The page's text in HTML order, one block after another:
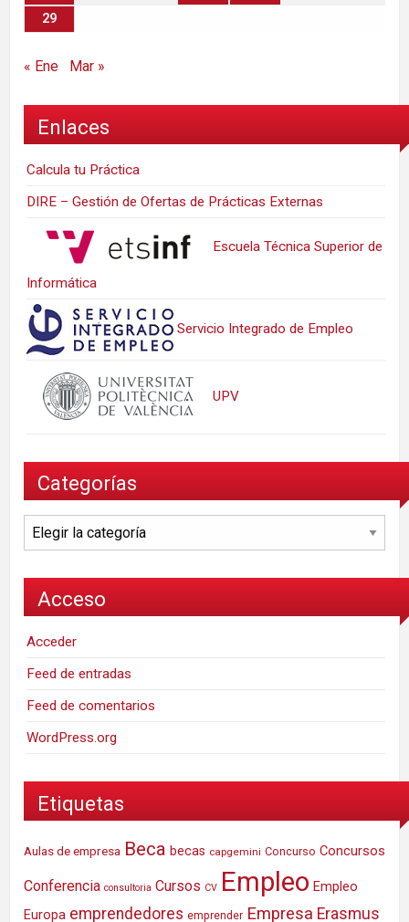
29
« Ene Mar »
Enlaces
Calcula tu Práctica
DIRE – Gestión de Ofertas de Prácticas Externas
Escuela Técnica Superior de
Informática
Servicio Integrado de Empleo
UPV
Categorías
Categorías
Acceso
Acceder
Feed de entradas
Feed de comentarios
WordPress.org
Etiquetas
Aulas de empresa Beca becas capgemini Concurso Concursos
Conferencia consultoria Cursos CV Empleo Empleo
Europa emprendedores emprender Empresa Erasmus